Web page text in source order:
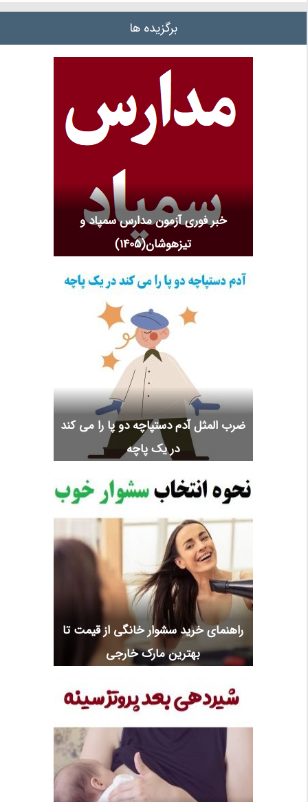
برگزیده ها
خبر فوری آزمون مدارس سمپاد و
تیزهوشان(1405)
ضرب المثل آدم دستپاچه دو پا را می کند
در یک پاچه
راهنمای خرید سشوار خانگی از قیمت تا
بهترین مارک خارجی